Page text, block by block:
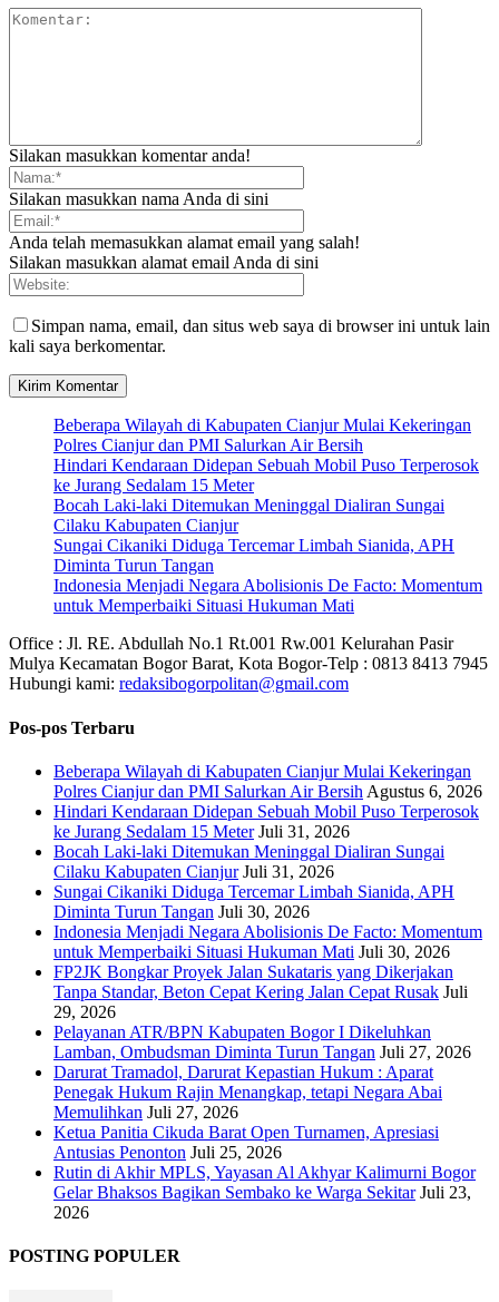
Silakan masukkan komentar anda!
Silakan masukkan nama Anda di sini
Anda telah memasukkan alamat email yang salah!
Silakan masukkan alamat email Anda di sini
Simpan nama, email, dan situs web saya di browser ini untuk lain
kali saya berkomentar.
Beberapa Wilayah di Kabupaten Cianjur Mulai Kekeringan
Polres Cianjur dan PMI Salurkan Air Bersih
Hindari Kendaraan Didepan Sebuah Mobil Puso Terperosok
ke Jurang Sedalam 15 Meter
Bocah Laki-laki Ditemukan Meninggal Dialiran Sungai
Cilaku Kabupaten Cianjur
Sungai Cikaniki Diduga Tercemar Limbah Sianida, APH
Diminta Turun Tangan
‎Indonesia Menjadi Negara Abolisionis De Facto: Momentum
untuk Memperbaiki Situasi Hukuman Mati
Office : Jl. RE. Abdullah No.1 Rt.001 Rw.001 Kelurahan Pasir
Mulya Kecamatan Bogor Barat, Kota Bogor-Telp : 0813 8413 7945
Hubungi kami: redaksibogorpolitan@gmail.com
Pos-pos Terbaru
Beberapa Wilayah di Kabupaten Cianjur Mulai Kekeringan
Polres Cianjur dan PMI Salurkan Air Bersih Agustus 6, 2026
Hindari Kendaraan Didepan Sebuah Mobil Puso Terperosok
ke Jurang Sedalam 15 Meter Juli 31, 2026
Bocah Laki-laki Ditemukan Meninggal Dialiran Sungai
Cilaku Kabupaten Cianjur Juli 31, 2026
Sungai Cikaniki Diduga Tercemar Limbah Sianida, APH
Diminta Turun Tangan Juli 30, 2026
‎Indonesia Menjadi Negara Abolisionis De Facto: Momentum
untuk Memperbaiki Situasi Hukuman Mati Juli 30, 2026
FP2JK Bongkar Proyek Jalan Sukataris yang Dikerjakan
Tanpa Standar, Beton Cepat Kering Jalan Cepat Rusak Juli
29, 2026
Pelayanan ATR/BPN Kabupaten Bogor I Dikeluhkan
Lamban, Ombudsman Diminta Turun Tangan Juli 27, 2026
Darurat Tramadol, Darurat Kepastian Hukum : Aparat
Penegak Hukum Rajin Menangkap, tetapi Negara Abai
Memulihkan Juli 27, 2026
Ketua Panitia Cikuda Barat Open Turnamen, Apresiasi
Antusias Penonton Juli 25, 2026
Rutin di Akhir MPLS, Yayasan Al Akhyar Kalimurni Bogor
Gelar Bhaksos Bagikan Sembako ke Warga Sekitar Juli 23,
2026
POSTING POPULER